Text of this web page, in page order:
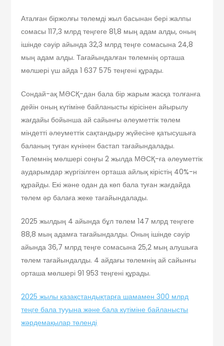
Аталған біржолғы төлемді жыл басынан бері жалпы
сомасы 117,3 млрд теңгеге 81,8 мың адам алды, оның
ішінде сәуір айында 32,3 млрд теңге сомасына 24,8
мың адам алды. Тағайындалған төлемнің орташа
мөлшері үш айда 1 637 575 теңгені құрады.
Сондай-ақ МӘСҚ-дан бала бір жарым жасқа толғанға
дейін оның күтіміне байланысты кірісінен айырылу
жағдайы бойынша ай сайынғы әлеуметтік төлем
міндетті әлеуметтік сақтандыру жүйесіне қатысушыға
баланың туған күнінен бастап тағайындалады.
Төлемнің мөлшері соңғы 2 жылда МӘСҚ-ға әлеуметтік
аударымдар жүргізілген орташа айлық кірістің 40%-н
құрайды. Екі және одан да көп бала туған жағдайда
төлем әр балаға жеке тағайындалады.
2025 жылдың 4 айында бұл төлем 147 млрд теңгеге
88,8 мың адамға тағайындалды. Оның ішінде сәуір
айында 36,7 млрд теңге сомасына 25,2 мың алушыға
төлем тағайындалды. 4 айдағы төлемнің ай сайынғы
орташа мөлшері 91 953 теңгені құрады.
2025 жылы қазақстандықтарға шамамен 300 млрд
теңге бала тууына және бала күтіміне байланысты
жәрдемақылар төленді